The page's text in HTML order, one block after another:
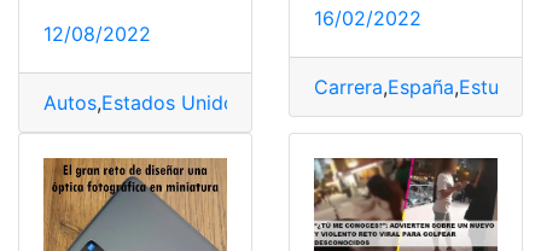
12/08/2022
Autos,Estados Unidos Nuevo reto Reto ,Robo , robo de
16/02/2022
Carrera,España,Estudiar